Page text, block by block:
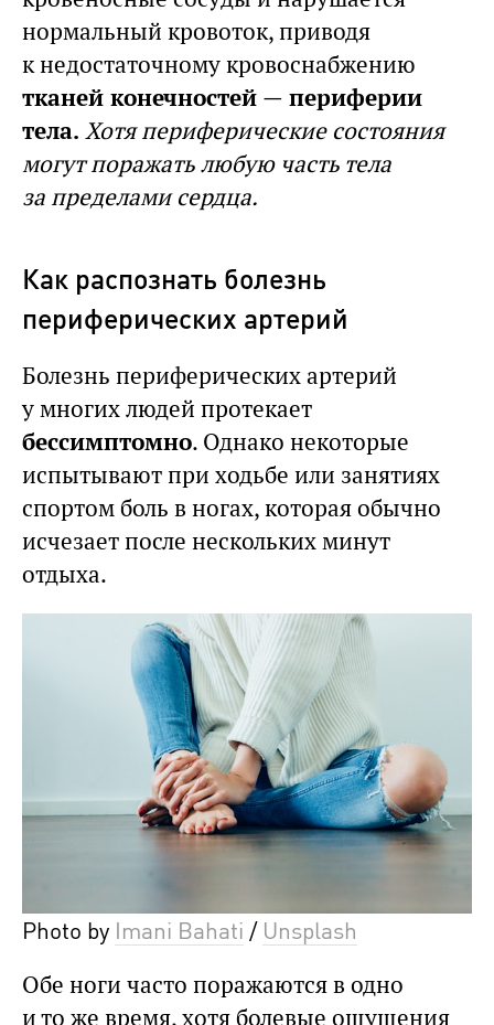
нормальный кровоток, приводя
к недостаточному кровоснабжению
тканей конечностей — периферии
тела. Хотя периферические состояния
могут поражать любую часть тела
за пределами сердца.
Как распознать болезнь
периферических артерий
Болезнь периферических артерий
у многих людей протекает
бессимптомно. Однако некоторые
испытывают при ходьбе или занятиях
спортом боль в ногах, которая обычно
исчезает после нескольких минут
отдыха.
Photo by Imani Bahati / Unsplash
Обе ноги часто поражаются в одно
и то же время, хотя болевые ощущения